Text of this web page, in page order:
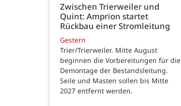
Zwischen Trierweiler und
Quint: Amprion startet
Rückbau einer Stromleitung
Gestern
Trier/Trierweiler. Mitte August
beginnen die Vorbereitungen für die
Demontage der Bestandsleitung.
Seile und Masten sollen bis Mitte
2027 entfernt werden.